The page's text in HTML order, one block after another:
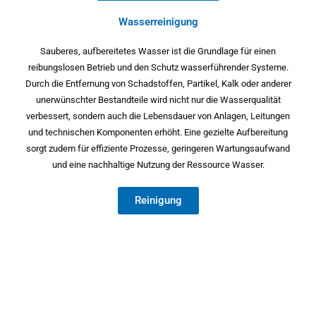
Wasserreinigung
Sauberes, aufbereitetes Wasser ist die Grundlage für einen
reibungslosen Betrieb und den Schutz wasserführender Systeme.
Durch die Entfernung von Schadstoffen, Partikel, Kalk oder anderer
unerwünschter Bestandteile wird nicht nur die Wasserqualität
verbessert, sondern auch die Lebensdauer von Anlagen, Leitungen
und technischen Komponenten erhöht. Eine gezielte Aufbereitung
sorgt zudem für effiziente Prozesse, geringeren Wartungsaufwand
und eine nachhaltige Nutzung der Ressource Wasser.
Reinigung